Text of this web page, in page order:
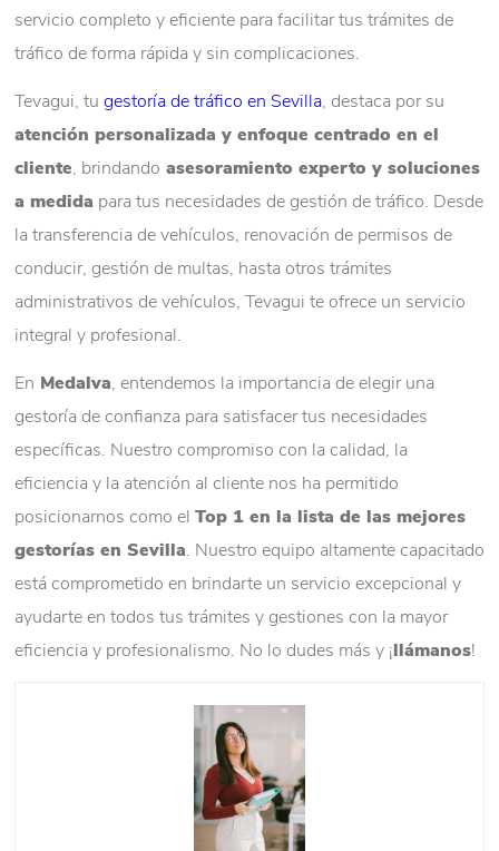
servicio completo y eficiente para facilitar tus trámites de
tráfico de forma rápida y sin complicaciones.
Tevagui, tu gestoría de tráfico en Sevilla, destaca por su
atención personalizada y enfoque centrado en el
cliente, brindando asesoramiento experto y soluciones
a medida para tus necesidades de gestión de tráfico. Desde
la transferencia de vehículos, renovación de permisos de
conducir, gestión de multas, hasta otros trámites
administrativos de vehículos, Tevagui te ofrece un servicio
integral y profesional.
En Medalva, entendemos la importancia de elegir una
gestoría de confianza para satisfacer tus necesidades
específicas. Nuestro compromiso con la calidad, la
eficiencia y la atención al cliente nos ha permitido
posicionarnos como el Top 1 en la lista de las mejores
gestorías en Sevilla. Nuestro equipo altamente capacitado
está comprometido en brindarte un servicio excepcional y
ayudarte en todos tus trámites y gestiones con la mayor
eficiencia y profesionalismo. No lo dudes más y ¡llámanos!